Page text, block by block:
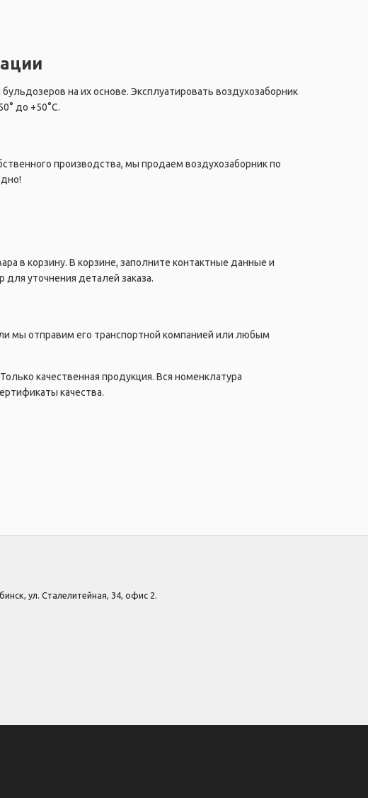
на их основе. Эксплуатировать воздухозаборник
до +50°C.
производства, мы продаем воздухозаборник по
в корзину. В корзине, заполните контактные данные и
уточнения деталей заказа.
мы отправим его транспортной компанией или любым
качественная продукция. Вся номенклатура
качества.
ул. Сталелитейная, 34, офис 2.